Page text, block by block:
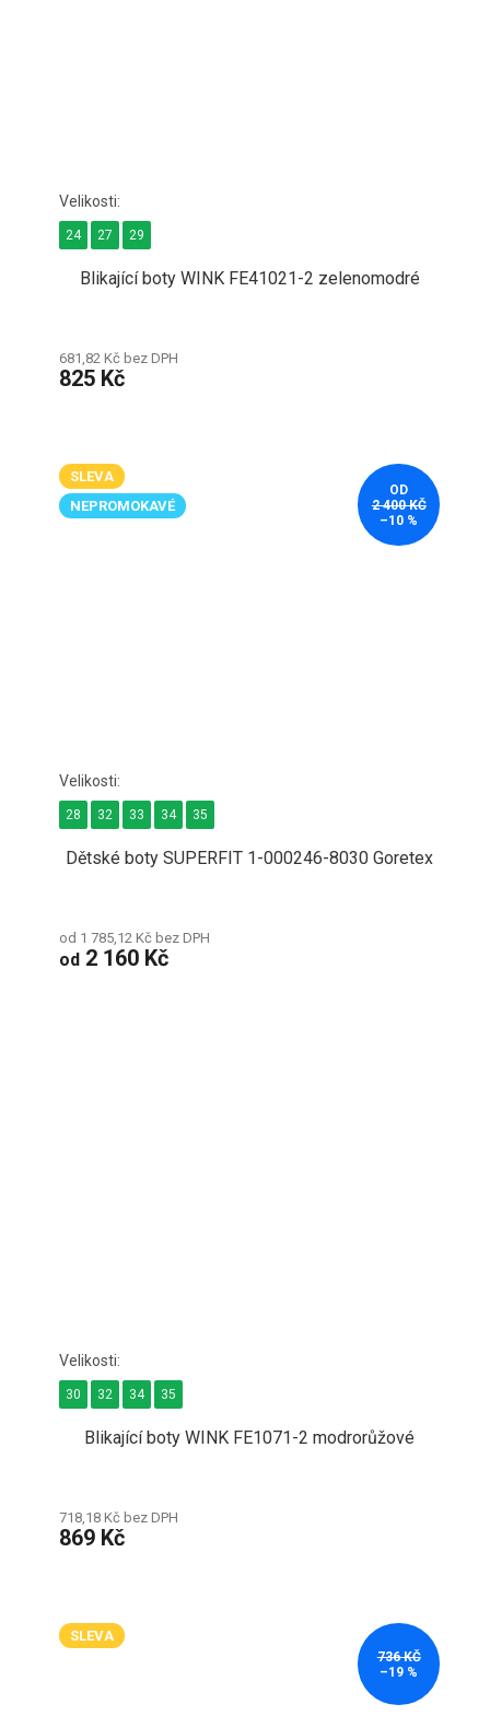
Blikající boty WINK FE41021-2 zelenomodré
681,82 Kč bez DPH
825 Kč
24 27 29
SLEVA
NEPROMOKAVÉ
OD
2 400 KČ
–10 %
Dětské boty SUPERFIT 1-000246-8030 Goretex
od 1 785,12 Kč bez DPH
od 2 160 Kč
28 32 33 34 35
Blikající boty WINK FE1071-2 modrorůžové
718,18 Kč bez DPH
869 Kč
30 32 34 35
SLEVA
736 KČ
–19 %